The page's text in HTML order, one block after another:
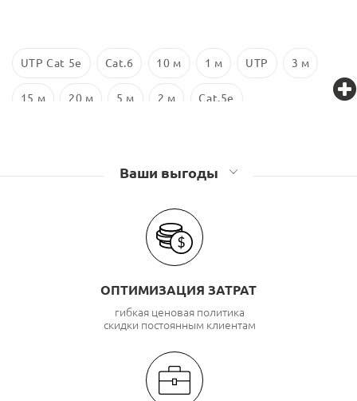
UTP Cat 5e Cat.6 10 м 1 м UTP 3 м
15 м 20 м 5 м 2 м Cat.5e
Ваши выгоды
ОПТИМИЗАЦИЯ ЗАТРАТ
гибкая ценовая политика
скидки постоянным клиентам